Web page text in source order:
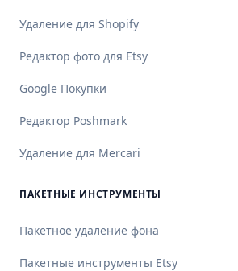
Удаление для Shopify
Редактор фото для Etsy
Google Покупки
Редактор Poshmark
Удаление для Mercari
ПАКЕТНЫЕ ИНСТРУМЕНТЫ
Пакетное удаление фона
Пакетные инструменты Etsy